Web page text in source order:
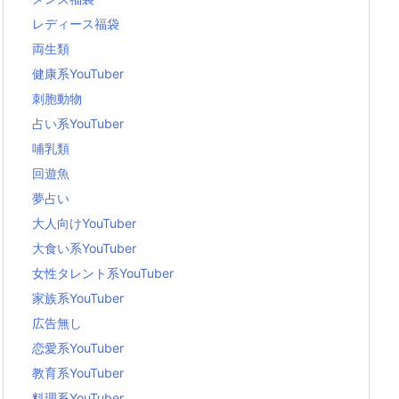
レディース福袋
両生類
健康系YouTuber
刺胞動物
占い系YouTuber
哺乳類
回遊魚
夢占い
大人向けYouTuber
大食い系YouTuber
女性タレント系YouTuber
家族系YouTuber
広告無し
恋愛系YouTuber
教育系YouTuber